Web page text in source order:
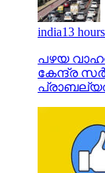
india13
പഴയ
കേന്ദ്ര